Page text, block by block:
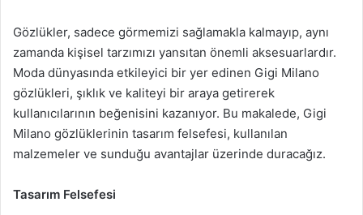
Gözlükler, sadece görmemizi sağlamakla kalmayıp, aynı
zamanda kişisel tarzımızı yansıtan önemli aksesuarlardır.
Moda dünyasında etkileyici bir yer edinen Gigi Milano
gözlükleri, şıklık ve kaliteyi bir araya getirerek
kullanıcılarının beğenisini kazanıyor. Bu makalede, Gigi
Milano gözlüklerinin tasarım felsefesi, kullanılan
malzemeler ve sunduğu avantajlar üzerinde duracağız.
Tasarım Felsefesi